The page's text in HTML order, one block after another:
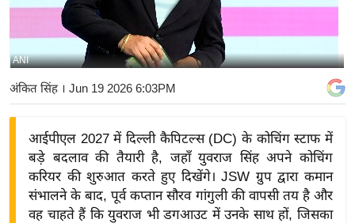
ष्ट्री
य
बि
ज़
द्यो
ANI
अंकित सिंह। Jun 19 2026 6:03PM
आईपीएल 2027 में दिल्ली कैपिटल्स (DC) के कोचिंग स्टाफ में
बड़े बदलाव की तैयारी है, जहाँ युवराज सिंह अपने कोचिंग
करियर की शुरुआत करते हुए दिखेंगे। JSW ग्रुप द्वारा कमान
संभालने के बाद, पूर्व कप्तान सौरव गांगुली की वापसी तय है और
वह चाहते हैं कि युवराज भी डगआउट में उनके साथ हों, जिसका